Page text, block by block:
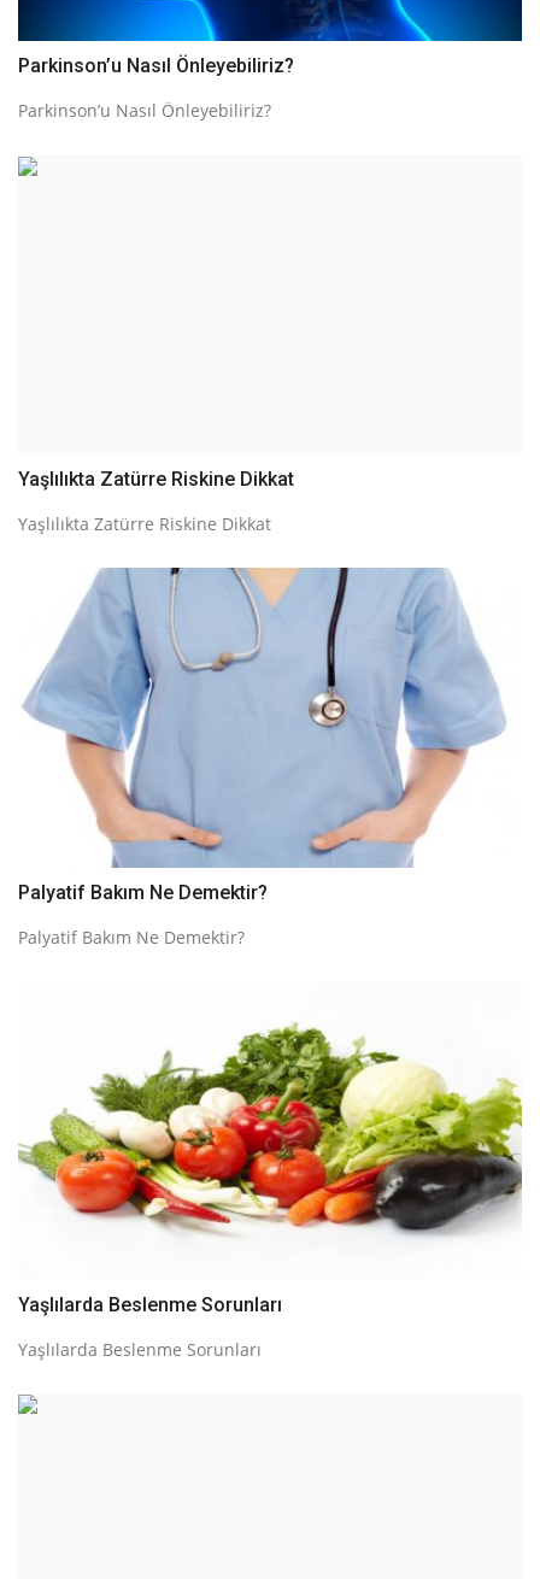
Parkinson’u Nasıl Önleyebiliriz?
Parkinson’u Nasıl Önleyebiliriz?
Yaşlılıkta Zatürre Riskine Dikkat
Yaşlılıkta Zatürre Riskine Dikkat
Palyatif Bakım Ne Demektir?
Palyatif Bakım Ne Demektir?
Yaşlılarda Beslenme Sorunları
Yaşlılarda Beslenme Sorunları